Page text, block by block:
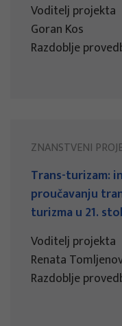
Voditelj projekta
Goran Kos
Razdoblje
ZNANSTVENI
Trans-turizam:
proučavanju
turizma u 21.
Voditelj projekta
Renata
Razdoblje